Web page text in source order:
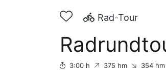
Rad-Tour
3:00 h 375 hm 354 hm